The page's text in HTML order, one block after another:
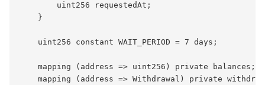
        uint256 requestedAt;
    }
    uint256 constant WAIT_PERIOD = 7 days;
    mapping (address => uint256) private balances;
mapping (address => Withdrawal) private